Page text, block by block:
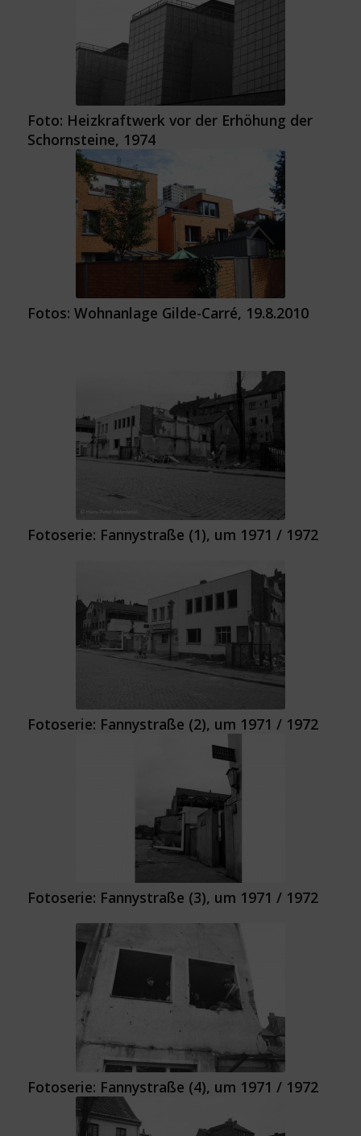
Foto: Heizkraftwerk vor der Erhöhung der
Schornsteine, 1974
Fotos: Wohnanlage Gilde-Carré, 19.8.2010
Fotoserie: Fannystraße (1), um 1971 / 1972
Fotoserie: Fannystraße (2), um 1971 / 1972
Fotoserie: Fannystraße (3), um 1971 / 1972
Fotoserie: Fannystraße (4), um 1971 / 1972